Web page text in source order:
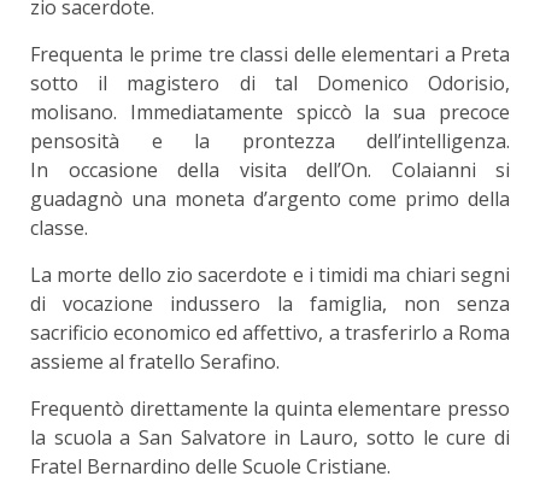
zio sacerdote.
Frequenta le prime tre classi delle elementari a Preta
sotto il magistero di tal Domenico Odorisio,
molisano. Immediatamente spiccò la sua precoce
pensosità e la prontezza dell’intelligenza.
In occasione della visita dell’On. Colaianni si
guadagnò una moneta d’argento come primo della
classe.
La morte dello zio sacerdote e i timidi ma chiari segni
di vocazione indussero la famiglia, non senza
sacrificio economico ed affettivo, a trasferirlo a Roma
assieme al fratello Serafino.
Frequentò direttamente la quinta elementare presso
la scuola a San Salvatore in Lauro, sotto le cure di
Fratel Bernardino delle Scuole Cristiane.